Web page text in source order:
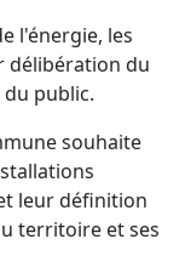
l'énergie, les
délibération du
public.
souhaite
leur définition
territoire et ses